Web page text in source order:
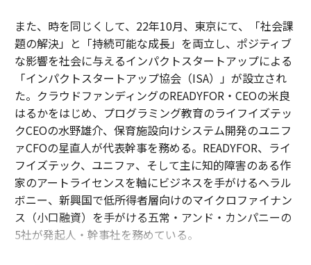
また、時を同じくして、22年10月、東京にて、「社会課
題の解決」と「持続可能な成長」を両立し、ポジティブ
な影響を社会に与えるインパクトスタートアップによる
「インパクトスタートアップ協会（ISA）」が設立され
た。クラウドファンディングのREADYFOR・CEOの米良
はるかをはじめ、プログラミング教育のライフイズテッ
クCEOの水野雄介、保育施設向けシステム開発のユニフ
ァCFOの星直人が代表幹事を務める。READYFOR、ライ
フイズテック、ユニファ、そして主に知的障害のある作
家のアートライセンスを軸にビジネスを手がけるヘラル
ボニー、新興国で低所得者層向けのマイクロファイナン
ス（小口融資）を手がける五常・アンド・カンパニーの
5社が発起人・幹事社を務めている。